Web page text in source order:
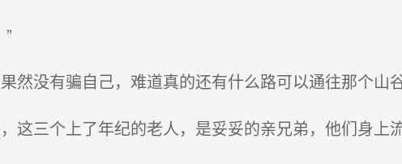
然没有骗自己，难道真的还有什么路可以通往那个山谷
这三个上了年纪的老人，是妥妥的亲兄弟，他们身上